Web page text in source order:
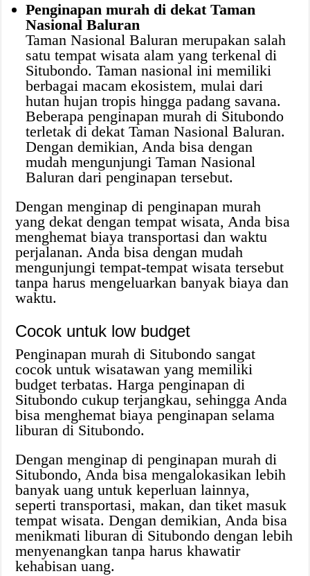
Penginapan murah di dekat Taman
Nasional Baluran
Taman Nasional Baluran merupakan salah
satu tempat wisata alam yang terkenal di
Situbondo. Taman nasional ini memiliki
berbagai macam ekosistem, mulai dari
hutan hujan tropis hingga padang savana.
Beberapa penginapan murah di Situbondo
terletak di dekat Taman Nasional Baluran.
Dengan demikian, Anda bisa dengan
mudah mengunjungi Taman Nasional
Baluran dari penginapan tersebut.
Dengan menginap di penginapan murah
yang dekat dengan tempat wisata, Anda bisa
menghemat biaya transportasi dan waktu
perjalanan. Anda bisa dengan mudah
mengunjungi tempat-tempat wisata tersebut
tanpa harus mengeluarkan banyak biaya dan
waktu.
Cocok untuk low budget
Penginapan murah di Situbondo sangat
cocok untuk wisatawan yang memiliki
budget terbatas. Harga penginapan di
Situbondo cukup terjangkau, sehingga Anda
bisa menghemat biaya penginapan selama
liburan di Situbondo.
Dengan menginap di penginapan murah di
Situbondo, Anda bisa mengalokasikan lebih
banyak uang untuk keperluan lainnya,
seperti transportasi, makan, dan tiket masuk
tempat wisata. Dengan demikian, Anda bisa
menikmati liburan di Situbondo dengan lebih
menyenangkan tanpa harus khawatir
kehabisan uang.